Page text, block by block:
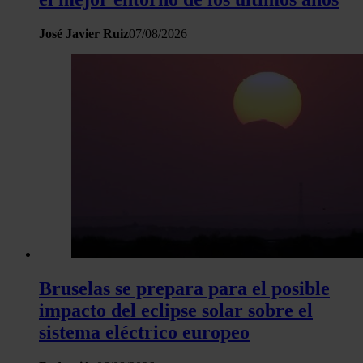
José Javier Ruiz07/08/2026
Bruselas se prepara para el posible
impacto del eclipse solar sobre el
sistema eléctrico europeo